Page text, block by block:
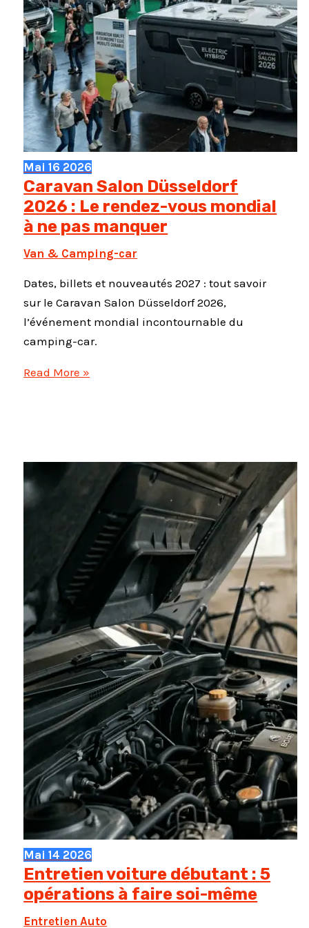
Mai 16 2026
Caravan Salon Düsseldorf
2026 : Le rendez-vous mondial
à ne pas manquer
Van & Camping-car
Dates, billets et nouveautés 2027 : tout savoir
sur le Caravan Salon Düsseldorf 2026,
l’événement mondial incontournable du
camping-car.
Caravan
rendez-
vous
pas
manquer
Read More »
Mai 14 2026
Entretien voiture débutant : 5
opérations à faire soi-même
Entretien Auto